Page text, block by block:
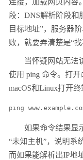
连接，加载网页内容
段：DNS解析阶段和
目标地址”，服务器
败，就要弄清楚是“
当怀疑网站无法访
使用 ping 命令。打开
macOS和Linux打开终
ping
如果命令结果显示
“未知主机”，说明系
而如果能解析出IP地